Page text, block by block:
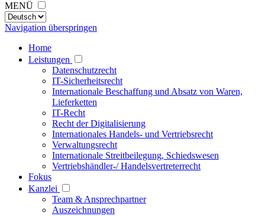
MENÜ
Navigation überspringen
Home
Leistungen
Datenschutzrecht
IT-Sicherheitsrecht
Internationale Beschaffung und Absatz von Waren,
Lieferketten
IT-Recht
Recht der Digitalisierung
Internationales Handels- und Vertriebsrecht
Verwaltungsrecht
Internationale Streitbeilegung, Schiedswesen
Vertriebshändler-/ Handelsvertreterrecht
Fokus
Kanzlei
Team & Ansprechpartner
Auszeichnungen